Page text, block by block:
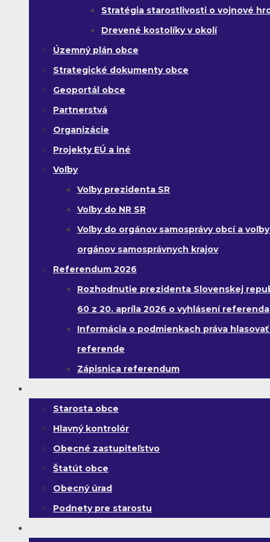
Stratégia starostlivosti o vojnové
Drevené kostolíky v okolí
Územný plán obce
Strategické dokumenty obce
Geoportál obce
Partnerstvá
Organizácie
Projekty EÚ a iné
Voľby
Voľby prezidenta SR
Voľby do NR SR
Voľby do orgánov samosprávy obcí a
orgánov samosprávnych krajov
Referendum 2026
Rozhodnutie prezidenta Slovenskej
60 z 20. apríla 2026 o vyhlásení referenda
Informácia o podmienkach práva hlasovať
referende
Zápisnica referendum
Starosta obce
Hlavný kontrolór
Obecné zastupiteľstvo
Štatút obce
Obecný úrad
Podnety pre starostu